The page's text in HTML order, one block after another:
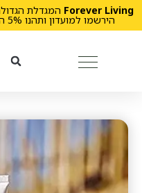
Forever Living המגדלת
הירשמו למועדון ותהנו 5% הנחה לכל החיים